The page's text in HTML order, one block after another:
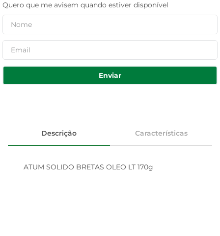
Quero que me avisem quando estiver disponível
Enviar
Descrição Características
ATUM SOLIDO BRETAS OLEO LT 170g